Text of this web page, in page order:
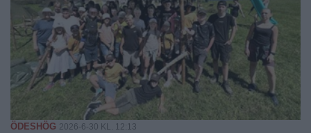
ÖDESHÖG 2026-6-30 KL. 12:13